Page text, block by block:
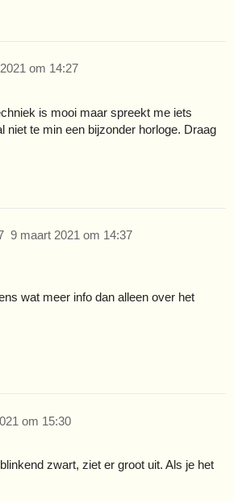
om 14:27
is mooi maar spreekt me iets
niet te min een bijzonder horloge. Draag
9 maart 2021 om 14:37
wat meer info dan alleen over het
om 15:30
zwart, ziet er groot uit. Als je het